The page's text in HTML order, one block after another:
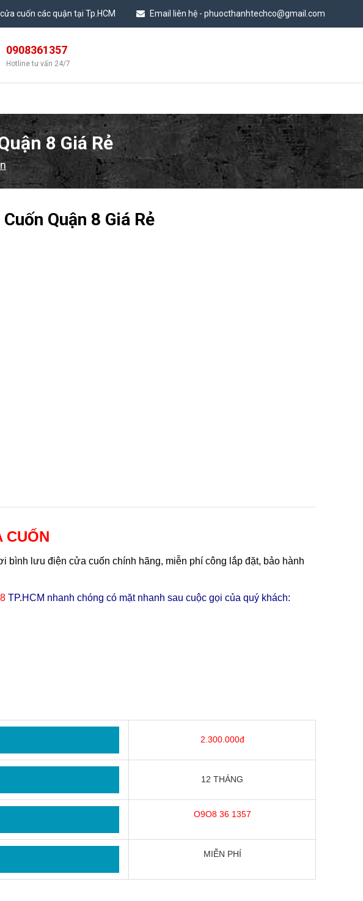
cuốn các quận tại Tp.HCM Email liên hệ - phuocthanhtechco@gmail.com
0908361357
Hotline tư vấn 24/7
8 Giá Rẻ
Quận 8 Giá Rẻ
CUỐN
bình lưu điện cửa cuốn chính hãng, miễn phí công lắp đặt, bảo hành
TP.HCM nhanh chóng có mặt nhanh sau cuộc gọi của quý khách:
2.300.000đ
12 THÁNG
O9O8 36 1357
MIỄN PHÍ